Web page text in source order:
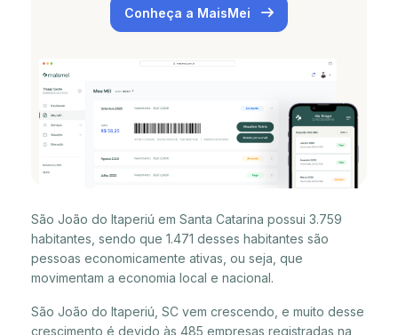
Conheça a MaisMei
São João do Itaperiú em Santa Catarina possui 3.759
habitantes, sendo que 1.471 desses habitantes são
pessoas economicamente ativas, ou seja, que
movimentam a economia local e nacional.
São João do Itaperiú, SC vem crescendo, e muito desse
crescimento é devido às 485 empresas registradas na